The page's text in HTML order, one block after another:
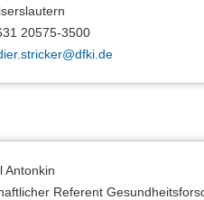
20575-3500
dfki.de
Antonkin
Referent